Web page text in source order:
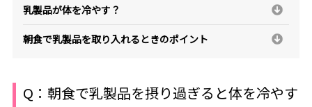
乳製品が体を冷やす？
朝食で乳製品を取り入れるときのポイント
Q ：朝食で乳製品を摂り過ぎると体を冷やす